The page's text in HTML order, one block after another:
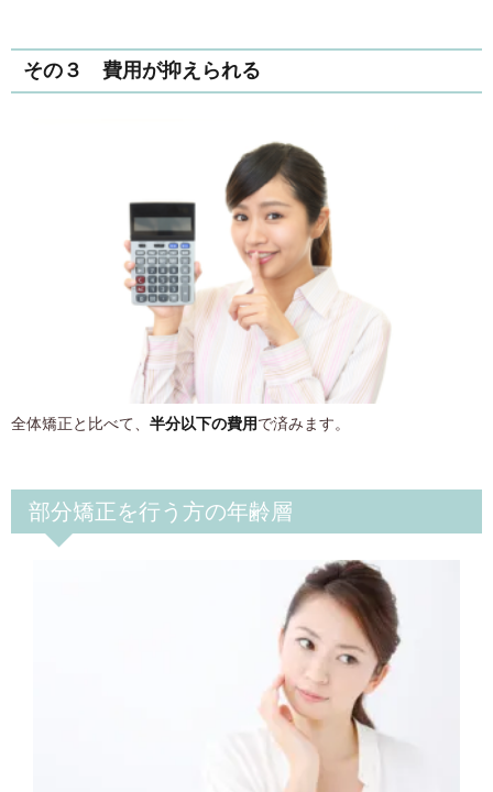
その３ 費用が抑えられる
全体矯正と比べて、 半分以下の費用で済みます。
部分矯正を行う方の年齢層